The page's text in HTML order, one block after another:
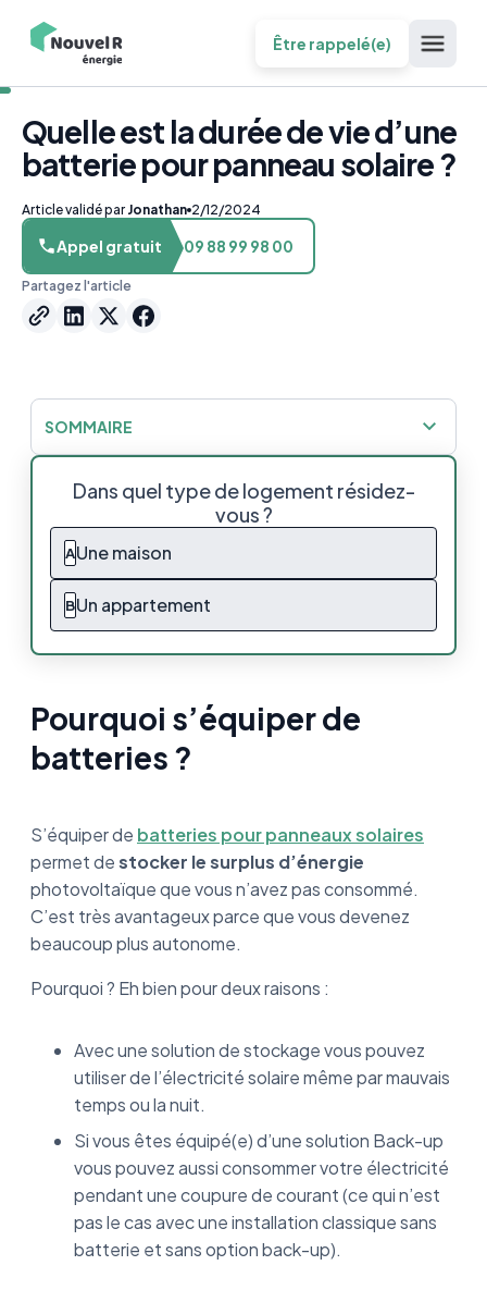
Être rappelé(e)
Quelle est la durée de vie d’une
batterie pour panneau solaire ?
Article validé par Jonathan 2/12/2024
Appel gratuit 09 88 99 98 00
Partagez l'article
Dans quel type de logement résidez-
vous ?
AUne maison
BUn appartement
Pourquoi s’équiper de
batteries ?
S’équiper de batteries pour panneaux solaires
permet destocker le surplus d’énergie
photovoltaïque que vous n’avez pas consommé.
C’est très avantageux parce que vous devenez
beaucoup plus autonome.
Pourquoi ? Eh bien pour deux raisons :
Avec une solution de stockage vous pouvez
utiliser de l’électricité solaire même par mauvais
temps ou la nuit.
Si vous êtes équipé(e) d’une solution Back-up
vous pouvez aussi consommer votre électricité
pendant une coupure de courant (ce qui n’est
pas le cas avec une installation classique sans
batterie et sans option back-up).
SOMMAIRE
Quels sont les différents types de batteries
solaires ?
Quelle est la durée de vie d’une batterie
solaire ?
Comment savoir si une batterie solaire est HS
?
l’optimiser au maximum
FAQ